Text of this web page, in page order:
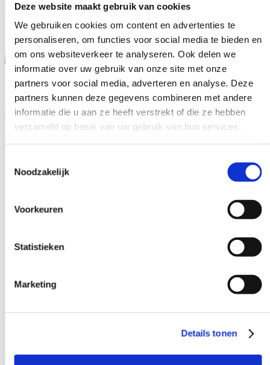
Deze website maakt gebruik van cookies
We gebruiken cookies om content en advertenties te
personaliseren, om functies voor social media te bieden en
om ons websiteverkeer te analyseren. Ook delen we
informatie over uw gebruik van onze site met onze
partners voor social media, adverteren en analyse. Deze
partners kunnen deze gegevens combineren met andere
informatie die u aan ze heeft verstrekt of die ze hebben
verzameld op basis van uw gebruik van hun services.
Noodzakelijk
Voorkeuren
Statistieken
Marketing
Details tonen
Marshoek